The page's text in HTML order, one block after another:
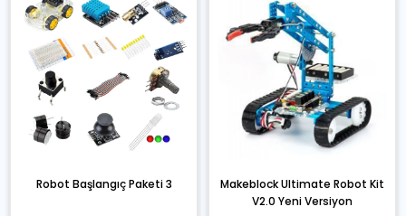
Robot Başlangıç Paketi 3
Makeblock Ultimate Robot Kit
V2.0 Yeni Versiyon